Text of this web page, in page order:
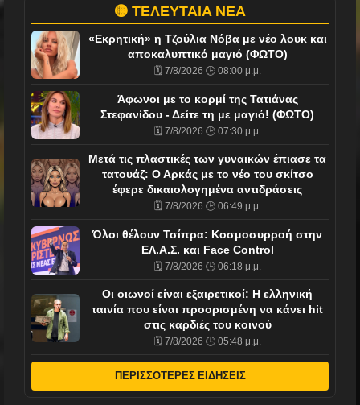
🟡 ΤΕΛΕΥΤΑΙΑ ΝΕΑ
«Εκρητική» η Τζούλια Νόβα με νέο λουκ και
αποκαλυπτικό μαγιό (ΦΩΤΟ)
🗓️ 7/8/2026 🕒 08:00 μ.μ.
Άφωνοι με το κορμί της Τατιάνας
Στεφανίδου - Δείτε τη με μαγιό! (ΦΩΤΟ)
🗓️ 7/8/2026 🕒 07:30 μ.μ.
Μετά τις πλαστικές των γυναικών έπιασε τα
τατουάζ: Ο Αρκάς με το νέο του σκίτσο
έφερε δικαιολογημένα αντιδράσεις
🗓️ 7/8/2026 🕒 06:49 μ.μ.
Όλοι θέλουν Τσίπρα: Κοσμοσυρροή στην
ΕΛ.Α.Σ. και Face Control
🗓️ 7/8/2026 🕒 06:18 μ.μ.
Οι οιωνοί είναι εξαιρετικοί: Η ελληνική
ταινία που είναι προορισμένη να κάνει hit
στις καρδιές του κοινού
🗓️ 7/8/2026 🕒 05:48 μ.μ.
ΠΕΡΙΣΣΟΤΕΡΕΣ ΕΙΔΗΣΕΙΣ